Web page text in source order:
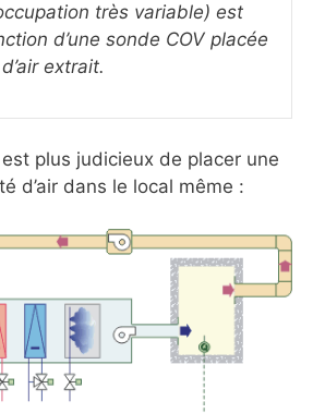
très variable) est
d’une sonde COV placée
extrait.
plus judicieux de placer une
d’air dans le local même :